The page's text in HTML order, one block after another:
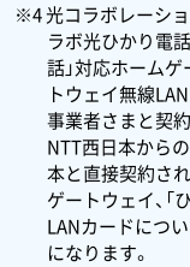
※4 光コラボレーショ
ラボ光ひかり電
話」対応ホームゲ
トウェイ無線
事業者さまと契
NTT西日本から
本と直接契約さ
ゲートウェイ、
LANカードにつ
になります。